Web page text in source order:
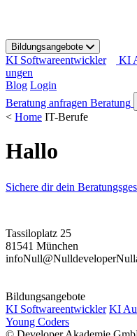
t
o
c
o
n
t
Bildungsangebote
KI Softwareentwickler KI
ungen
Blog Login
Beratung anfragen Beratung
< Home IT-Berufe
Hallo
Sichere dir dein
Tassiloplatz 25
81541 München
infoNull@NulldeveloperNull
Bildungsangebote
KI Softwareentwickler KI
Young Coders